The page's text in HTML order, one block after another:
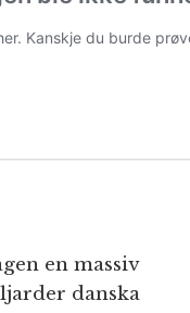
en massiv
danska